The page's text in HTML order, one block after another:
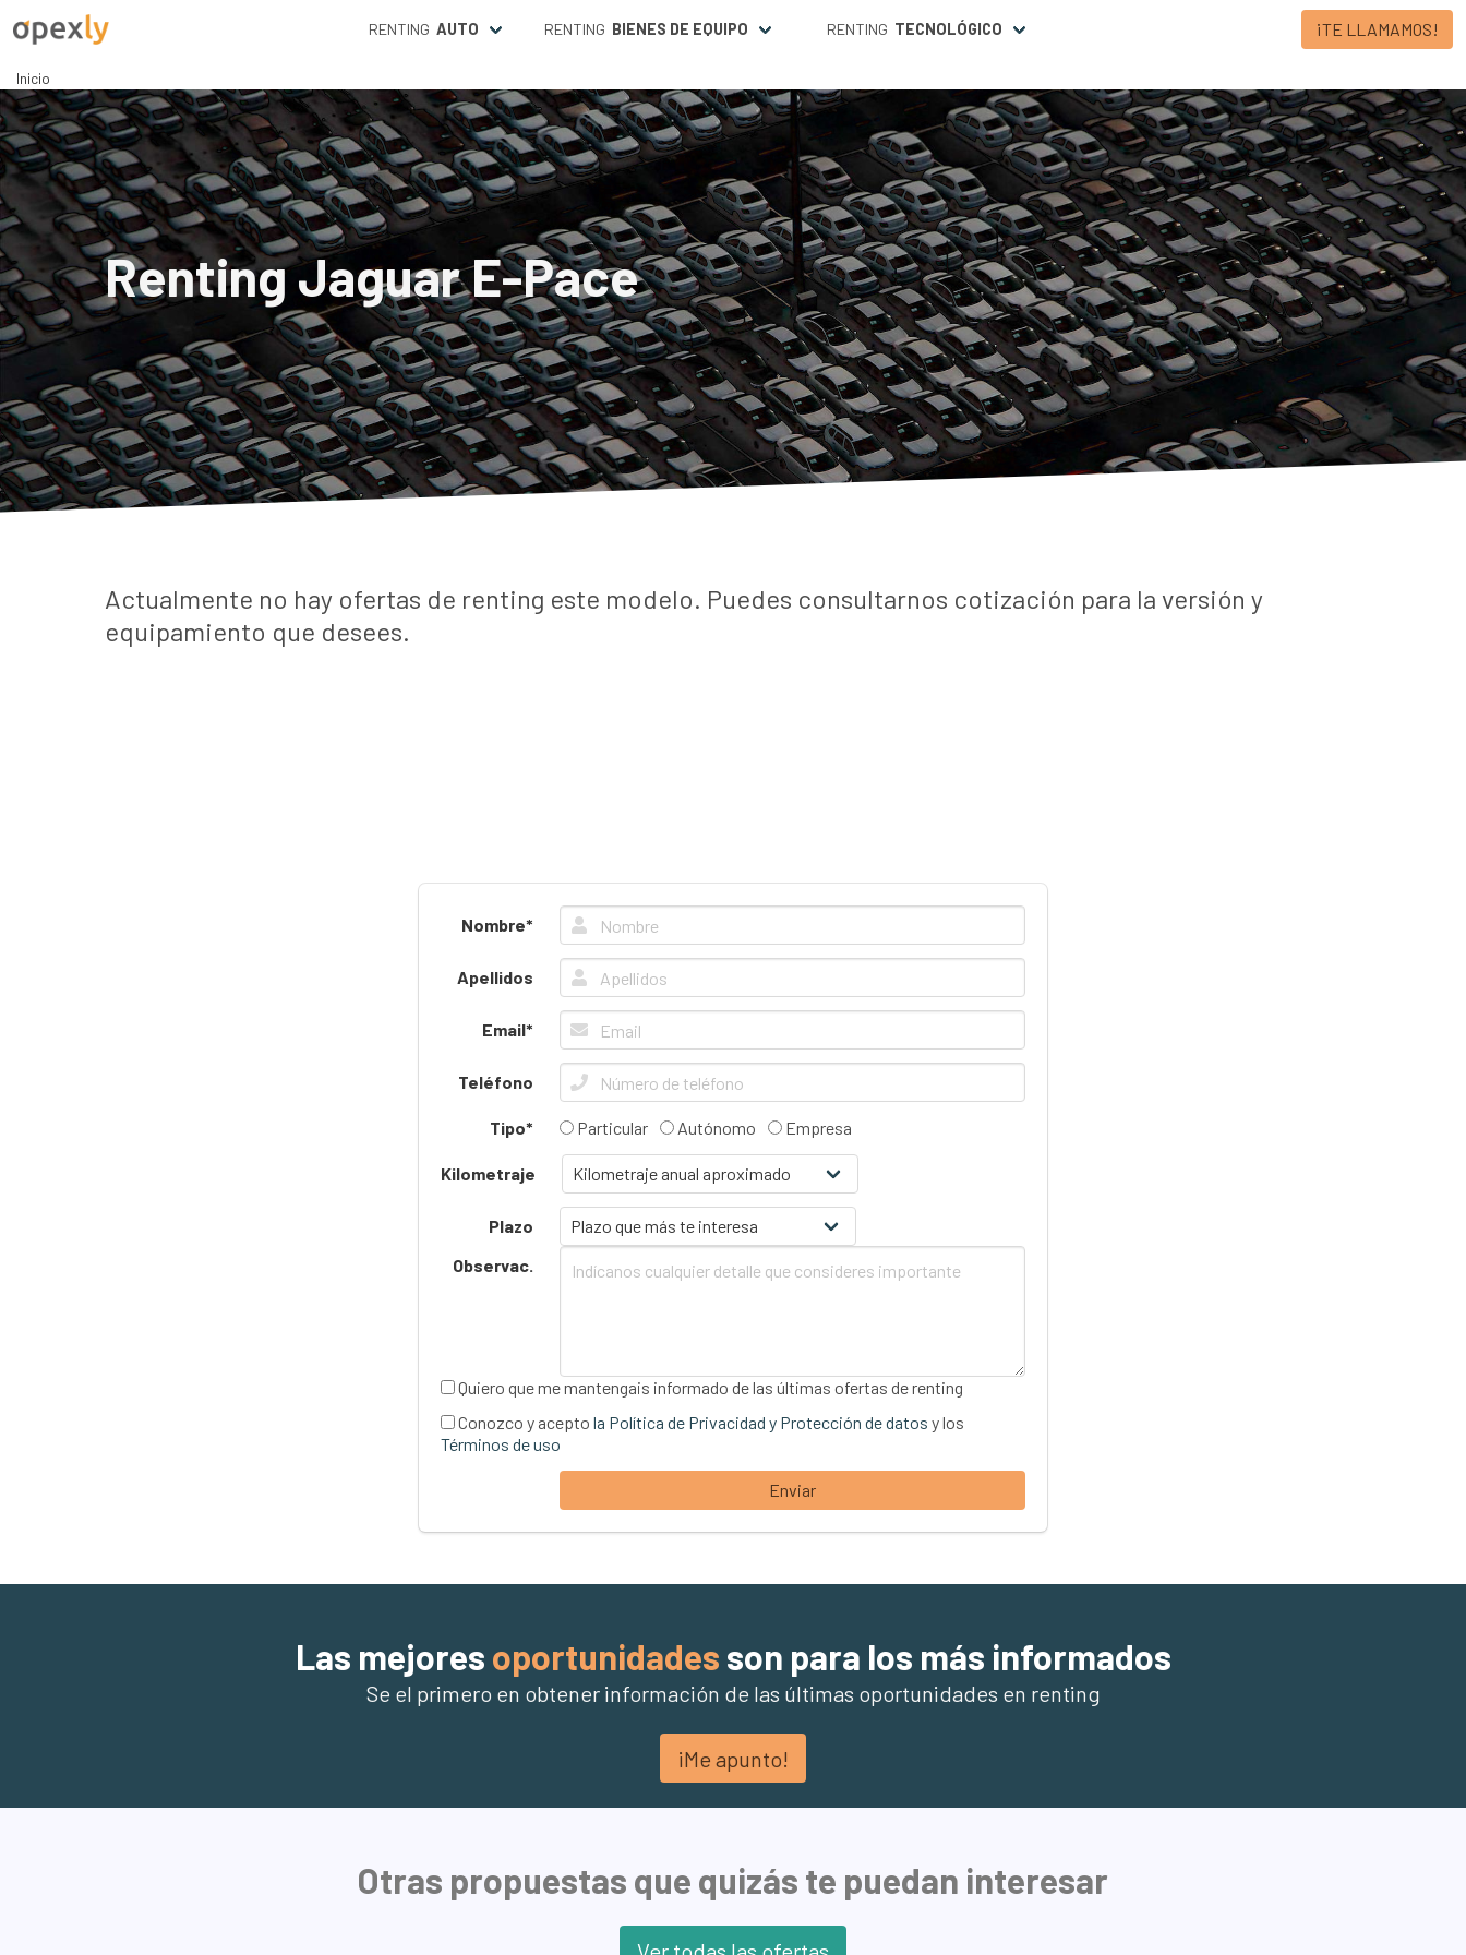
RENTING AUTO RENTING BIENES DE EQUIPO RENTING TECNOLÓGICO ¡TE LLAMAMOS!
Inicio
Renting Jaguar E-Pace
Actualmente no hay ofertas de renting este modelo. Puedes consultarnos cotización para la versión y
equipamiento que desees.
Nombre*
Apellidos
Email*
Teléfono
Tipo* Particular Autónomo Empresa
Kilometraje
Plazo
Observac.
Quiero que me mantengais informado de las últimas ofertas de renting
Conozco y acepto la Política de Privacidad y Protección de datos y los
Términos de uso
Enviar
Las mejores oportunidades son para los más informados
Se el primero en obtener información de las últimas oportunidades en renting
¡Me apunto!
Otras propuestas que quizás te puedan interesar